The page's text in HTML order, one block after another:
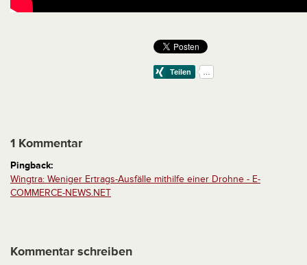
1 Kommentar
Pingback:
Wingtra: Weniger Ertrags-Ausfälle mithilfe einer Drohne - E-
COMMERCE-NEWS.NET
Kommentar schreiben